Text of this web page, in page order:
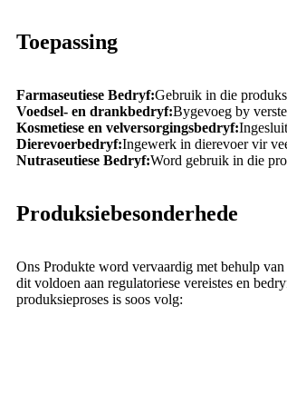
Toepassing
Farmaseutiese Bedryf:Gebruik in die
Voedsel- en drankbedryf:Bygevoeg by
Kosmetiese en velversorgingsbedryf:
Dierevoerbedryf:Ingewerk in dierevoer vir
Nutraseutiese Bedryf:Word gebruik in die
Produksiebesonderhede
Ons Produkte word vervaardig met behulp
dit voldoen aan regulatoriese vereistes en
produksieproses is soos volg: